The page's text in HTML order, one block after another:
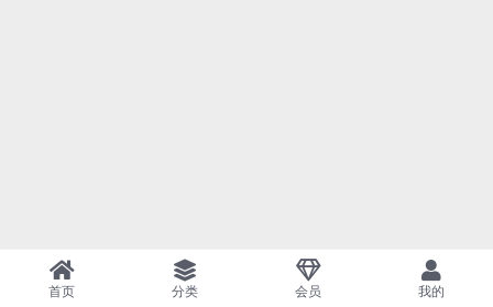
首页 分类 会员 我的